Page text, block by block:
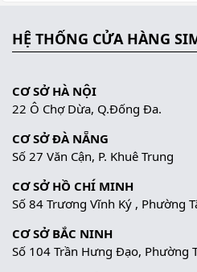
HỆ THỐNG CỬA HÀNG
CƠ SỞ HÀ NỘI
22 Ô Chợ Dừa, Q.Đống Đa.
CƠ SỞ ĐÀ NẴNG
Số 27 Văn Cận, P. Khuê Trung
CƠ SỞ HỒ CHÍ MINH
Số 84 Trương Vĩnh Ký , Phường
CƠ SỞ BẮC NINH
Số 104 Trần Hưng Đạo, Phường